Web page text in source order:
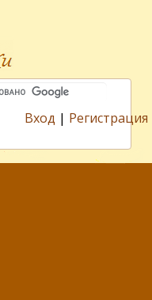
Вход | Регистрация